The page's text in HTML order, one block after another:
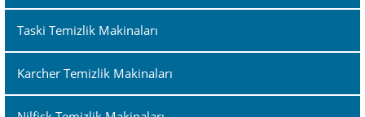
Taski Temizlik Makinaları
Karcher Temizlik Makinaları